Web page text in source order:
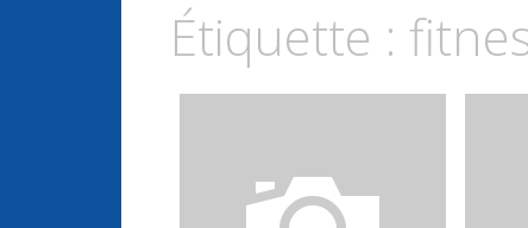
Étiquette :